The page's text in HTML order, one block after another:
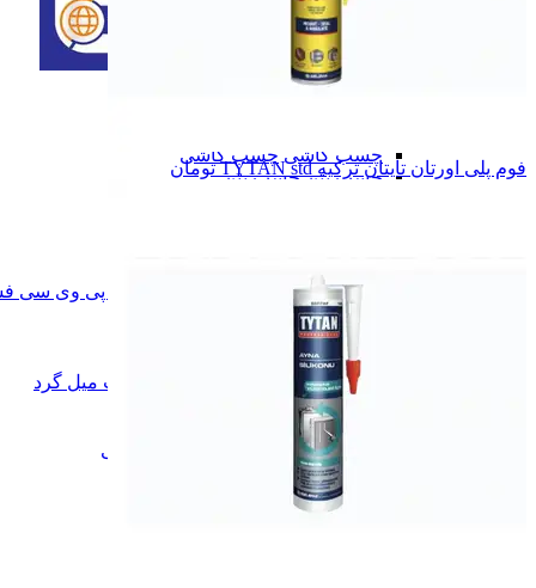
پلی اورتان
چسب کاشی چسب کاشی
چسب بتن چسب بتن
چسب پی وی سی فشارقوی
چسب پی وی سی
چسب فوری
چسب دوقلو
لاک تایت لاک تایت
چسب کاشت میل گرد
چسب کاشت میل گرد
چسب آهن
چسب همه کاره
چسب پی وی سی
چسب پی وی سی
همه دسته بندی های چسب
فوم پلی اورتان تایتان ترکیه TYTAN std تومان